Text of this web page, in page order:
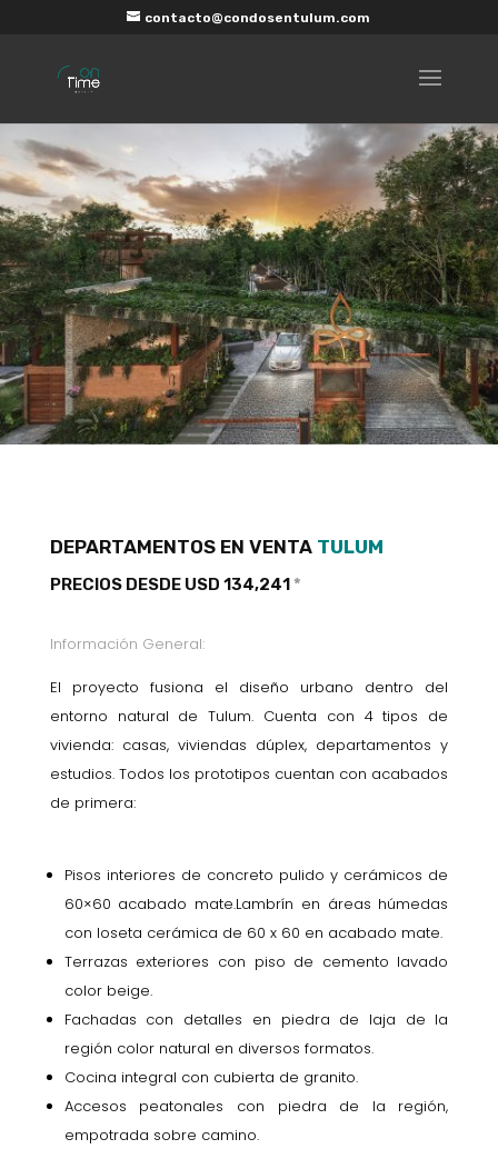
contacto@condosentulum.com
DEPARTAMENTOS EN VENTA TULUM
PRECIOS DESDE USD 134,241 *
Información General:
El proyecto fusiona el diseño urbano dentro del
entorno natural de Tulum. Cuenta con 4 tipos de
vivienda: casas, viviendas dúplex, departamentos y
estudios. Todos los prototipos cuentan con acabados
de primera:
Pisos interiores de concreto pulido y cerámicos de
60×60 acabado mate.Lambrín en áreas húmedas
con loseta cerámica de 60 x 60 en acabado mate.
Terrazas exteriores con piso de cemento lavado
color beige.
Fachadas con detalles en piedra de laja de la
región color natural en diversos formatos.
Cocina integral con cubierta de granito.
Accesos peatonales con piedra de la región,
empotrada sobre camino.